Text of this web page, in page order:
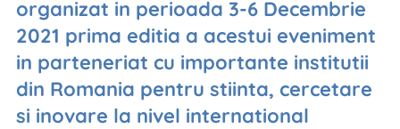
organizat in perioada 3-6 Decembrie
2021 prima editia a acestui eveniment
in parteneriat cu importante institutii
din Romania pentru stiinta, cercetare
si inovare la nivel international